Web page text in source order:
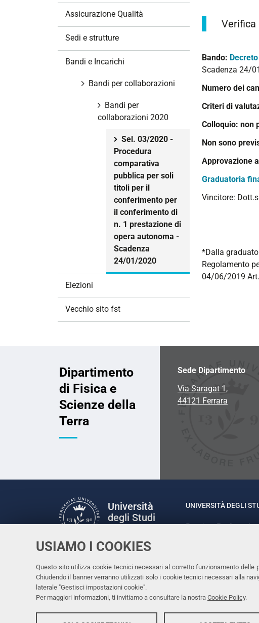
USIAMO I COOKIES
Questo sito utilizza cookie tecnici necessari al corretto funzionamento delle
Chiudendo il banner verranno utilizzati solo i cookie tecnici necessari alla
laterale "Gestisci impostazioni cookie".
Per maggiori informazioni, ti invitiamo a consultare la nostra Cookie Policy.
Verifica
Bando:
Scadenza 24/
Numero dei
Criteri di
Colloquio: non
Non sono
Approvazione
Graduatoria
Vincitore:
*Dalla
Regolamento
04/06/2019
Assicurazione Qualità
Sedi e strutture
Bandi e Incarichi
Bandi per collaborazioni
Bandi per
collaborazioni 2020
Sel. 03/2020 -
Procedura
comparativa
pubblica per soli
titoli per il
conferimento per
il conferimento di
n. 1 prestazione di
opera autonoma -
Scadenza
24/01/2020
Elezioni
Vecchio sito fst
Dipartimento
di Fisica e
Scienze della
Terra
Sede Dipartimento
Via Saragat 1,
44121 Ferrara
Università
degli Studi
Facebook
LinkedinInstagram
Youtube
UNIVERSITÀ DEGLI
Rettrice: Prof.ssa